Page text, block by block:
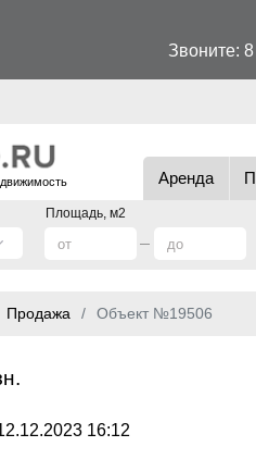
Звоните:
Аренда
Площадь, м2
Продажа Объект №19506
16:12